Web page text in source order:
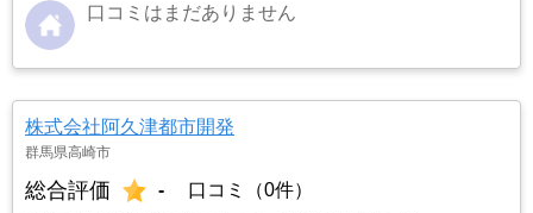
口コミはまだありません
株式会社阿久津都市開発
群馬県高崎市
総合評価 - 口コミ（0件）